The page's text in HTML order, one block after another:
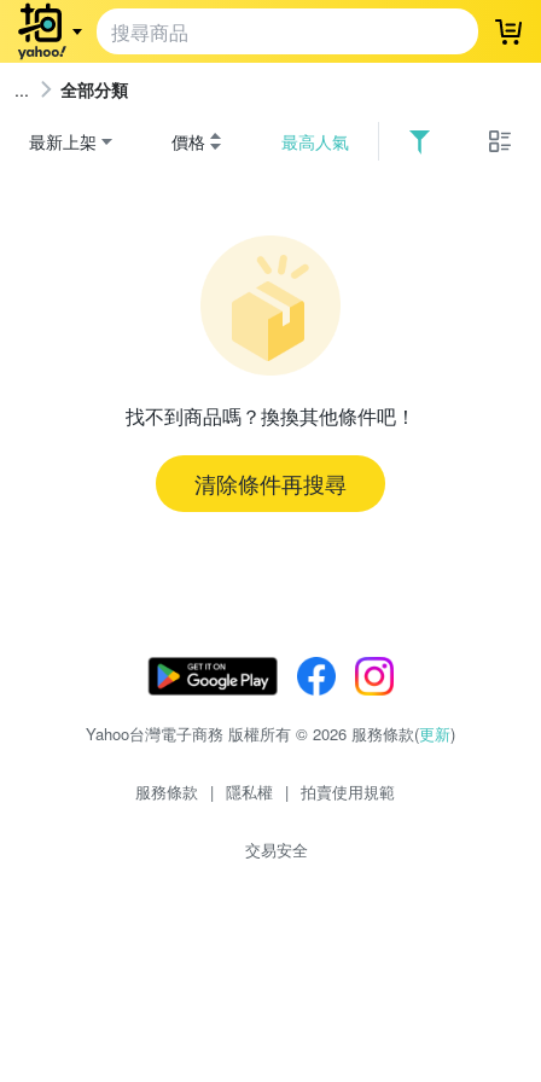
登
全部分類
最新上架 價格 最高人氣
找不到商品嗎？換換其他條件吧！
清除條件再搜尋
Yahoo台灣電子商務 版權所有 © 2026 服務條款(更新)
服務條款 | 隱私權 | 拍賣使用規範
交易安全